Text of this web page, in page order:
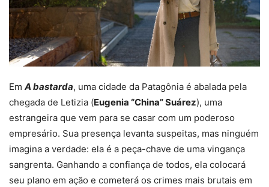
Em A bastarda, uma cidade da Patagônia é abalada pela
chegada de Letizia (Eugenia “China” Suárez), uma
estrangeira que vem para se casar com um poderoso
empresário. Sua presença levanta suspeitas, mas ninguém
imagina a verdade: ela é a peça-chave de uma vingança
sangrenta. Ganhando a confiança de todos, ela colocará
seu plano em ação e cometerá os crimes mais brutais em